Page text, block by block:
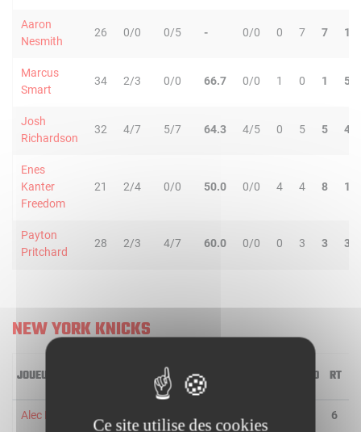
Aaron
Nesmith
26 0/0 0/5 - 0/0 0 7 7 1
Marcus
Smart
34 2/3 0/0 66.7 0/0 1 0 1 5
Josh
Richardson
32 4/7 5/7 64.3 4/5 0 5 5 4
Enes
Kanter
Freedom
21 2/4 0/0 50.0 0/0 4 4 8 1
Payton
Pritchard
28 2/3 4/7 60.0 0/0 0 3 3 3
NEW YORK KNICKS
JOUEUR 3R/3T TR/TT RD RT
Alec Burks 6
Ce site utilise des cookies